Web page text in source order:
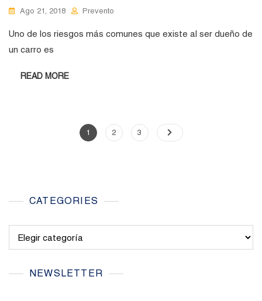
Ago 21, 2018 Prevento
Uno de los riesgos más comunes que existe al ser dueño de
un carro es
READ MORE
Paginación
Page
1 Page
2 Page
3
CATEGORIES
NEWSLETTER